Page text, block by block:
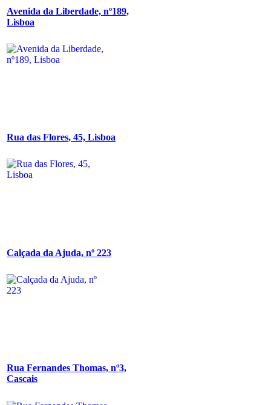
Avenida da Liberdade, nº189,
Lisboa
Rua das Flores, 45, Lisboa
Calçada da Ajuda, nº 223
Rua Fernandes Thomas, nº3,
Cascais